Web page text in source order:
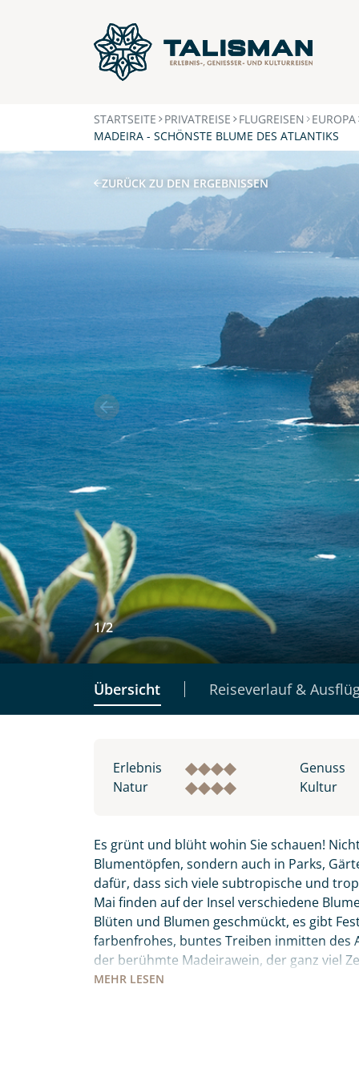
STARTSEITE PRIVATREISE FLUGREISEN EUROPA
MADEIRA - SCHÖNSTE BLUME DES ATLANTIKS
ZURÜCK ZU DEN ERGEBNISSEN
1/2
Übersicht Reiseverlauf &
Erlebnis Genuss
Natur
Kultur
MEHR LESEN
Es grünt und blüht wohin Sie schauen!
Blumentöpfen, sondern auch in Parks,
dafür, dass sich viele subtropische und
Mai finden auf der Insel verschiedene
Blüten und Blumen geschmückt, es gibt
farbenfrohes, buntes Treiben inmitten des
der berühmte Madeirawein, der ganz viel
wandeln. Der „Peixe Espada Preto“ –
Individuelle Anfrage
Herzlichen Dank für Ihre
mit. Wir prüfen die